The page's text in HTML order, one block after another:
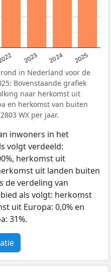
2023 2024 2025
in Nederland voor de
Bovenstaande grafiek
naar herkomst uit
en herkomst van buiten
WX per jaar.
inwoners in het
volgt verdeeld:
herkomst uit
uit landen buiten
de verdeling van
als volgt: herkomst
uit Europa: 0,0% en
31%.